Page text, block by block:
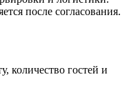
после согласования.
количество гостей и